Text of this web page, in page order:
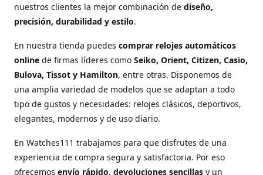
nuestros clientes la mejor combinación de diseño,
precisión, durabilidad y estilo.
En nuestra tienda puedes comprar relojes automáticos
online de firmas líderes como Seiko, Orient, Citizen, Casio,
Bulova, Tissot y Hamilton, entre otras. Disponemos de
una amplia variedad de modelos que se adaptan a todo
tipo de gustos y necesidades: relojes clásicos, deportivos,
elegantes, modernos y de uso diario.
En Watches111 trabajamos para que disfrutes de una
experiencia de compra segura y satisfactoria. Por eso
ofrecemos envío rápido, devoluciones sencillas y un